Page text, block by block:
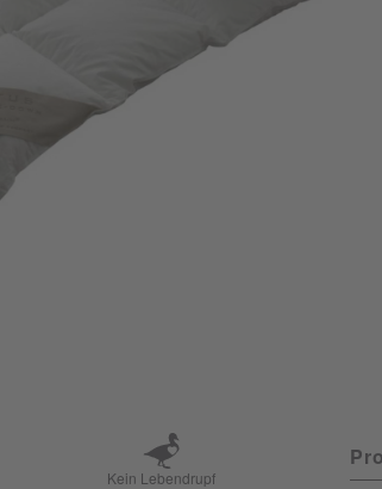
Kein Lebendrupf